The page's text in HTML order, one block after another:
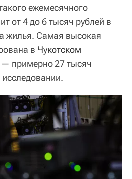
ежемесячного
от 4 до 6 тысяч рублей в
жилья. Самая высокая
в Чукотском
— примерно 27 тысяч
исследовании.